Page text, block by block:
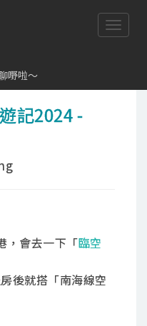
嘢啦～
T
o
記2024 -
，會去一下「臨空
後就搭「南海線空